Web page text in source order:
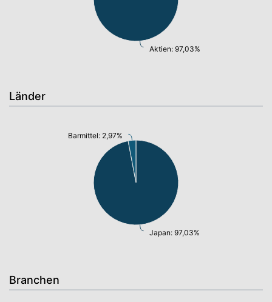
Aktien: 97,03%
Länder
Japan: 97,03%
Barmittel: 2,97%
Branchen